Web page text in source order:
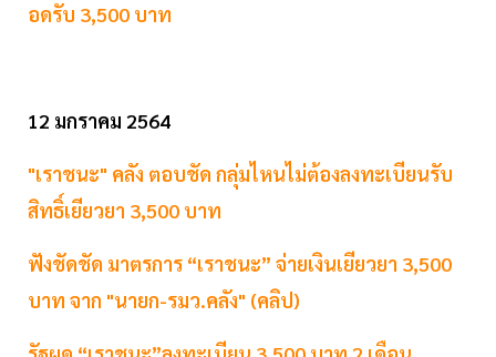
อดรับ 3,500 บาท
12 มกราคม 2564
"เราชนะ" คลัง ตอบชัด กลุ่มไหนไม่ต้องลงทะเบียนรับ
สิทธิ์เยียวยา 3,500 บาท
ฟังชัดชัด มาตรการ “เราชนะ” จ่ายเงินเยียวยา 3,500
บาท จาก "นายก-รมว.คลัง" (คลิป)